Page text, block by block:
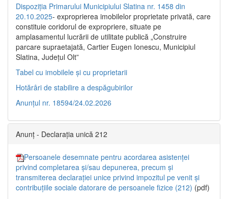
Dispoziția Primarului Municipiului Slatina nr. 1458 din
20.10.2025- exproprierea imobilelor proprietate privată, care
constituie coridorul de expropriere, situate pe
amplasamentul lucrării de utilitate publică „Construire
parcare supraetajată, Cartier Eugen Ionescu, Municipiul
Slatina, Județul Olt”
Tabel cu imobilele și cu proprietarii
Hotărâri de stabilire a despăgubirilor
Anunțul nr. 18594/24.02.2026
Anunț - Declarația unică 212
Persoanele desemnate pentru acordarea asistenței
privind completarea și/sau depunerea, precum și
transmiterea declarației unice privind impozitul pe venit și
contribuțiile sociale datorare de persoanele fizice (212) (pdf)